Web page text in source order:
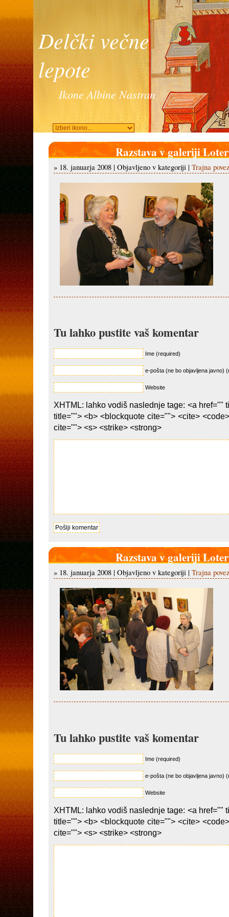
Delčki večne
lepote
Ikone Albine Nastran
Razstava v galeriji
» 18. januarja 2008 | Objavljeno v kategoriji | Trajna
Tu lahko pustite vaš komentar
Ime (required)
e-pošta (ne bo objavljena javno)
Website
XHTML: lahko vodiš naslednje tage: <a href=""
title=""> <b> <blockquote cite=""> <cite>
cite=""> <s> <strike> <strong>
Razstava v galeriji
» 18. januarja 2008 | Objavljeno v kategoriji | Trajna
Tu lahko pustite vaš komentar
Ime (required)
e-pošta (ne bo objavljena javno)
Website
XHTML: lahko vodiš naslednje tage: <a href=""
title=""> <b> <blockquote cite=""> <cite>
cite=""> <s> <strike> <strong>